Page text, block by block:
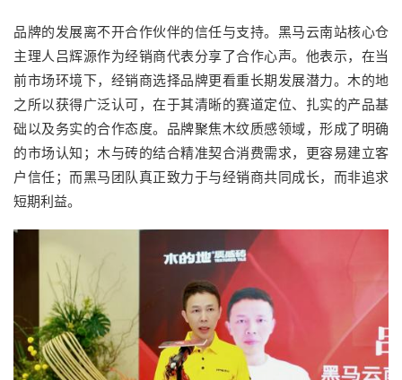
品牌的发展离不开合作伙伴的信任与支持。黑马云南站核心仓
主理人吕辉源作为经销商代表分享了合作心声。他表示，在当
前市场环境下，经销商选择品牌更看重长期发展潜力。木的地
之所以获得广泛认可，在于其清晰的赛道定位、扎实的产品基
础以及务实的合作态度。品牌聚焦木纹质感领域，形成了明确
的市场认知；木与砖的结合精准契合消费需求，更容易建立客
户信任；而黑马团队真正致力于与经销商共同成长，而非追求
短期利益。